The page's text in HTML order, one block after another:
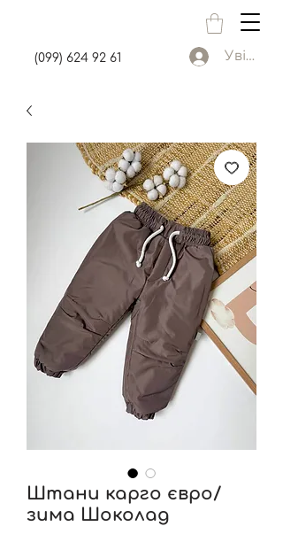
Увійти
(099) 624 92 61
Штани карго євро/
зима Шоколад